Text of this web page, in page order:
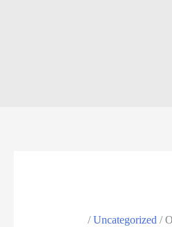
/Uncategorized /